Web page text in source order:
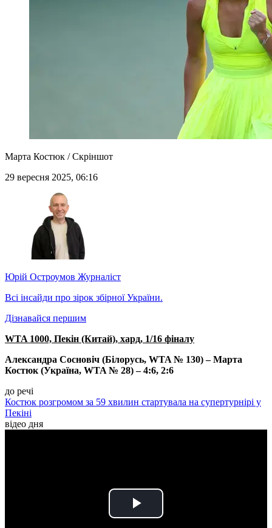
Марта Костюк / Скріншот
29 вересня 2025, 06:16
Юрій Остроумов Журналіст
Всі інсайди про зірок збірної України.
Дізнавайся першим
WTA 1000, Пекін (Китай), хард, 1/16 фіналу
Александра Сосновіч (Білорусь, WTA № 130) – Марта
Костюк (Україна, WTA № 28) – 4:6, 2:6
до речі
Костюк розгромом за 59 хвилин стартувала на супертурнірі у
Пекіні
відео дня
Play